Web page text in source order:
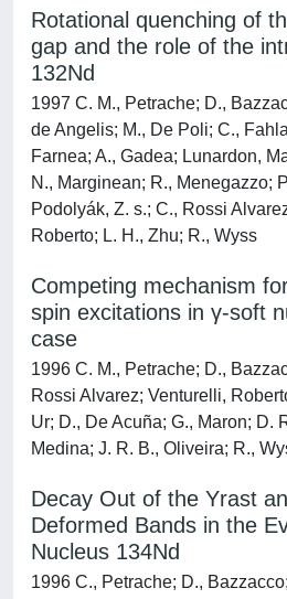
Rotational quenching of
gap and the role of the
132Nd
1997 C. M., Petrache; D.,
de Angelis; M., De Poli; C.,
Farnea; A., Gadea; Lunardon,
N., Marginean; R., Menegazzo;
Podolyák, Z. s.; C., Rossi
Roberto; L. H., Zhu; R., Wyss
Competing mechanism
spin excitations in γ-soft
case
1996 C. M., Petrache; D.,
Rossi Alvarez; Venturelli,
Ur; D., De Acuña; G., Maron; D.
Medina; J. R. B., Oliveira; R.,
Decay Out of the Yrast
Deformed Bands in the
Nucleus 134Nd
1996 C., Petrache; D.,